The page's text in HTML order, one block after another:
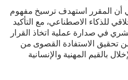
أن المقرر استهدف ترسيخ مفهوم
للذكاء الاصطناعي، مع التأكيد
في صدارة عملية اتخاذ القرار
تحقيق الاستفادة القصوى من
بالقيم المهنية والإنسانية